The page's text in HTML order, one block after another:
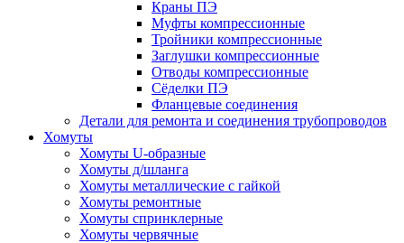
Краны ПЭ
Муфты компрессионные
Тройники компрессионные
Заглушки компрессионные
Отводы компрессионные
Сёделки ПЭ
Фланцевые соединения
Детали для ремонта и соединения трубопроводов
Хомуты
Хомуты U-образные
Хомуты д/шланга
Хомуты металлические с гайкой
Хомуты ремонтные
Хомуты спринклерные
Хомуты червячные